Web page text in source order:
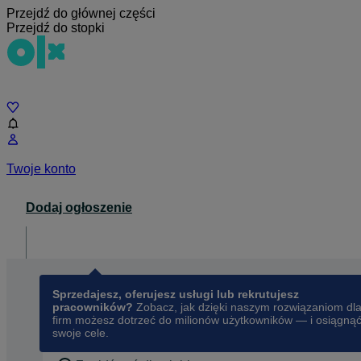
Przejdź do głównej części
Przejdź do stopki
Twoje konto
Dodaj ogłoszenie
Sprzedajesz, oferujesz usługi lub rekrutujesz
pracowników? Zobacz, jak dzięki naszym rozwiązaniom dla
firm możesz dotrzeć do milionów użytkowników — i osiągnąć
swoje cele.